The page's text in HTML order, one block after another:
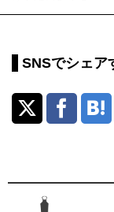
SNSでシェア